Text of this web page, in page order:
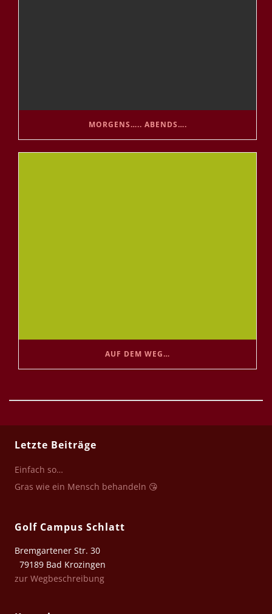
MORGENS….. ABENDS….
AUF DEM WEG…
Letzte Beiträge
Einfach so…
Gras wie ein Mensch behandeln 😘
Golf Campus Schlatt
Bremgartener Str. 30
79189 Bad Krozingen
zur Wegbeschreibung